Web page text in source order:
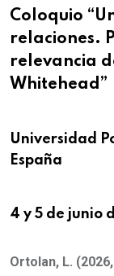
Coloquio
relaciones.
relevancia
Whitehead”
Universidad
España
4 y 5 de junio
Ortolan, L.